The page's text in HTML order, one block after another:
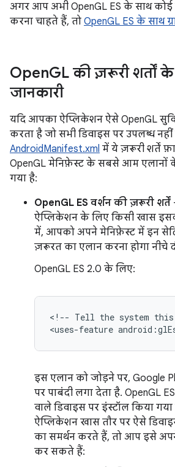
अगर आप अभी OpenGL ES के साथ
करना चाहते हैं, तो OpenGL ES के साथ
OpenGL की ज़रूरी शर्तों
जानकारी
यदि आपका ऐप्लिकेशन ऐसे OpenGL
करता है जो सभी डिवाइस पर उपलब्ध
AndroidManifest.xml में ये ज़रूरी शर्तें
OpenGL मेनिफ़ेस्ट के सबसे आम एलानों
गया है:
OpenGL ES वर्शन की ज़रूरी शर्तें
ऐप्लिकेशन के लिए किसी खास
में, आपको अपने मेनिफ़ेस्ट में इन
ज़रूरत का एलान करना होगा नीचे
OpenGL ES 2.0 के लिए:
<!-- Tell the system this
<uses-feature
इस एलान को जोड़ने पर, Google
पर पाबंदी लगा देता है. OpenGL
वाले डिवाइस पर इंस्टॉल किया
ऐप्लिकेशन खास तौर पर ऐसे
का समर्थन करते हैं, तो आप इसे
कर सकते हैं: